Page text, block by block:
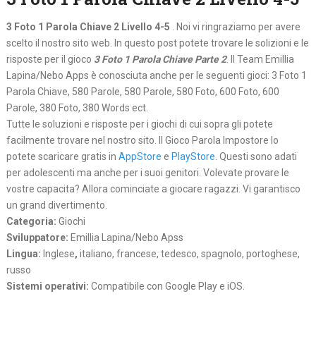
3 Foto 1 Parola Chiave 2 Livello 4-5 . Noi vi ringraziamo per avere
scelto il nostro sito web. In questo post potete trovare le solizioni e le
risposte per il gioco 3 Foto 1 Parola Chiave Parte 2. Il Team Emillia
Lapina/Nebo Apps è conosciuta anche per le seguenti gioci: 3 Foto 1
Parola Chiave, 580 Parole, 580 Parole, 580 Foto, 600 Foto, 600
Parole, 380 Foto, 380 Words ect.
Tutte le soluzioni e risposte per i giochi di cui sopra gli potete
facilmente trovare nel nostro sito. Il Gioco Parola Impostore lo
potete scaricare gratis in AppStore e PlayStore. Questi sono adati
per adolescenti ma anche per i suoi genitori. Volevate provare le
vostre capacita? Allora cominciate a giocare ragazzi. Vi garantisco
un grand divertimento.
Categoria: Giochi
Sviluppatore: Emillia Lapina/Nebo Apss
Lingua: Inglese, italiano, francese, tedesco, spagnolo, portoghese,
russo
Sistemi operativi: Compatibile con Google Play e iOS.